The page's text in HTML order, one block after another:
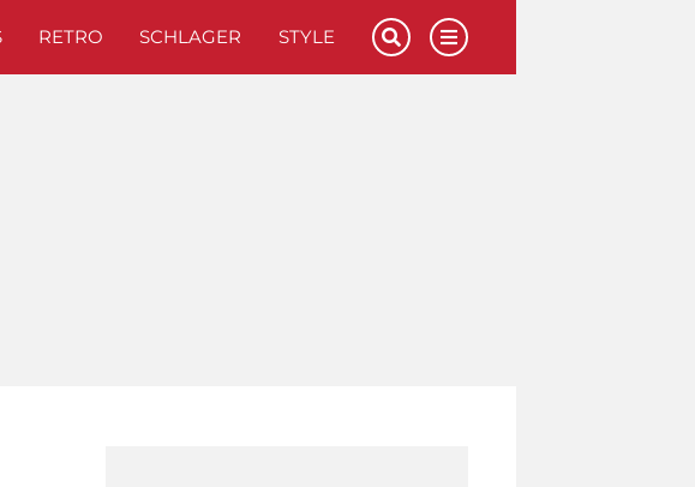
RETRO SCHLAGER STYLE